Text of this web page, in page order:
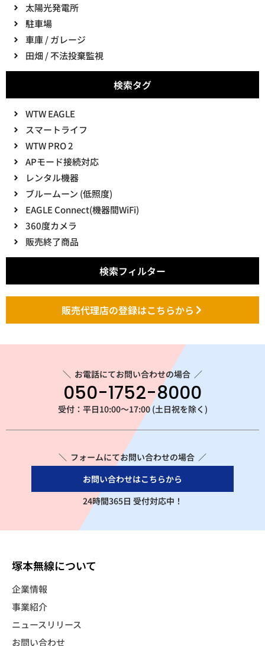
太陽光発電所
駐車場
車庫 / ガレージ
田畑 / 不法投棄監視
検索タグ
WTW EAGLE
スマートライフ
WTW PRO 2
APモード接続対応
レンタル機器
ブルームーン (低照度)
EAGLE Connect(機器間WiFi)
360度カメラ
販売終了商品
検索フィルター
販売代理店の登録はこちらから
＼ お電話にてお問い合わせの場合 ／
050-1752-8000
受付：平日10:00～17:00 (土日祝を除く)
＼ フォームにてお問い合わせの場合 ／
お問い合わせはこちらから
24時間365日 受付対応中！
塚本無線について
企業情報
事業紹介
ニュースリリース
お問い合わせ